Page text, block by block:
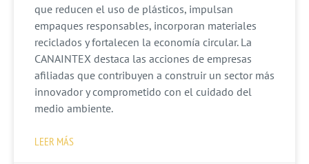
que reducen el uso de plásticos, impulsan
empaques responsables, incorporan materiales
reciclados y fortalecen la economía circular. La
CANAINTEX destaca las acciones de empresas
afiliadas que contribuyen a construir un sector más
innovador y comprometido con el cuidado del
medio ambiente.
LEER MÁS